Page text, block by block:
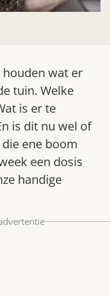
08/2026
wat er
tuin. Welke
is er te
is dit nu wel of
ene boom
een dosis
handige